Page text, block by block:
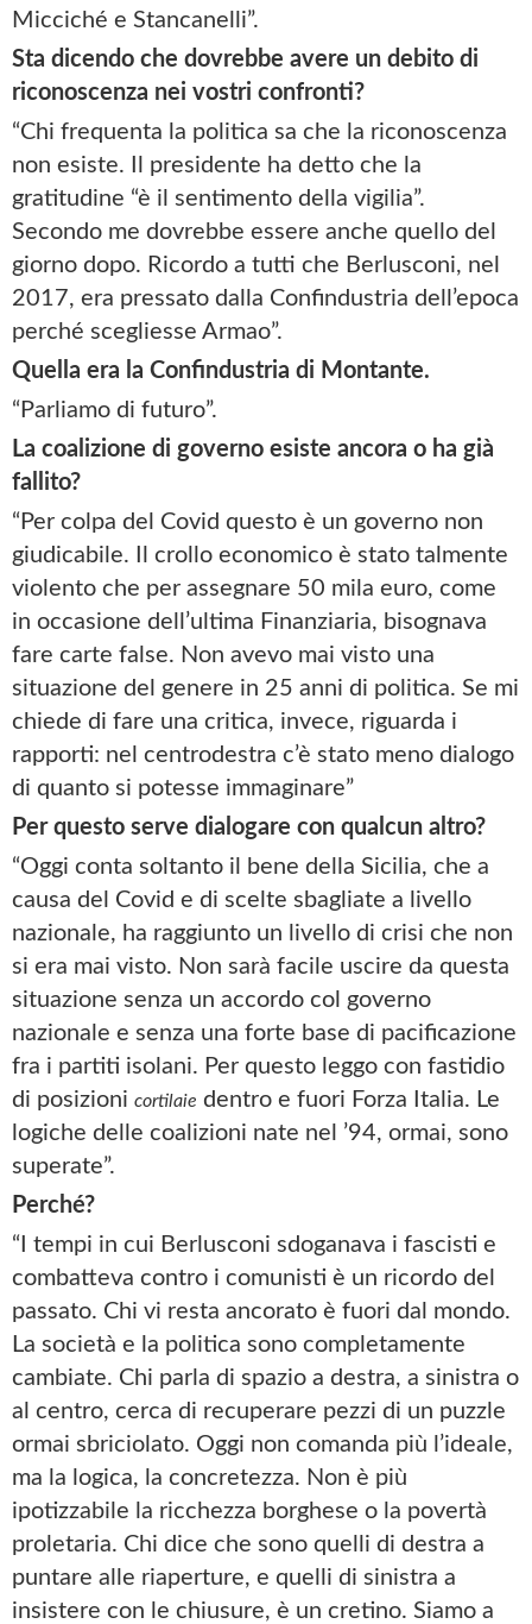
Micciché e Stancanelli”.
Sta dicendo che dovrebbe avere un debito di
riconoscenza nei vostri confronti?
“Chi frequenta la politica sa che la riconoscenza
non esiste. Il presidente ha detto che la
gratitudine “è il sentimento della vigilia”.
Secondo me dovrebbe essere anche quello del
giorno dopo. Ricordo a tutti che Berlusconi, nel
2017, era pressato dalla Confindustria dell’epoca
perché scegliesse Armao”.
Quella era la Confindustria di Montante.
“Parliamo di futuro”.
La coalizione di governo esiste ancora o ha già
fallito?
“Per colpa del Covid questo è un governo non
giudicabile. Il crollo economico è stato talmente
violento che per assegnare 50 mila euro, come
in occasione dell’ultima Finanziaria, bisognava
fare carte false. Non avevo mai visto una
situazione del genere in 25 anni di politica. Se mi
chiede di fare una critica, invece, riguarda i
rapporti: nel centrodestra c’è stato meno dialogo
di quanto si potesse immaginare”
Per questo serve dialogare con qualcun altro?
“Oggi conta soltanto il bene della Sicilia, che a
causa del Covid e di scelte sbagliate a livello
nazionale, ha raggiunto un livello di crisi che non
si era mai visto. Non sarà facile uscire da questa
situazione senza un accordo col governo
nazionale e senza una forte base di pacificazione
fra i partiti isolani. Per questo leggo con fastidio
di posizioni cortilaie dentro e fuori Forza Italia. Le
logiche delle coalizioni nate nel ’94, ormai, sono
superate”.
Perché?
“I tempi in cui Berlusconi sdoganava i fascisti e
combatteva contro i comunisti è un ricordo del
passato. Chi vi resta ancorato è fuori dal mondo.
La società e la politica sono completamente
cambiate. Chi parla di spazio a destra, a sinistra o
al centro, cerca di recuperare pezzi di un puzzle
ormai sbriciolato. Oggi non comanda più l’ideale,
ma la logica, la concretezza. Non è più
ipotizzabile la ricchezza borghese o la povertà
proletaria. Chi dice che sono quelli di destra a
puntare alle riaperture, e quelli di sinistra a
insistere con le chiusure, è un cretino. Siamo a